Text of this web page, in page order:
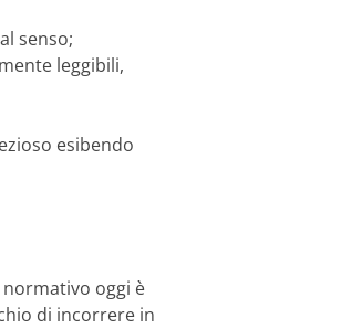
senso;
leggibili,
esibendo
oggi è
di incorrere in